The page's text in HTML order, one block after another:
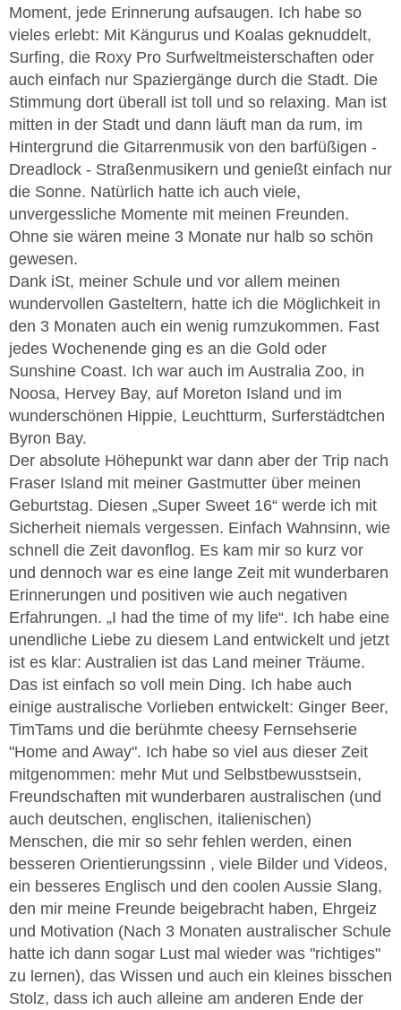
Moment, jede Erinnerung aufsaugen. Ich habe so
vieles erlebt: Mit Kängurus und Koalas geknuddelt,
Surfing, die Roxy Pro Surfweltmeisterschaften oder
auch einfach nur Spaziergänge durch die Stadt. Die
Stimmung dort überall ist toll und so relaxing. Man ist
mitten in der Stadt und dann läuft man da rum, im
Hintergrund die Gitarrenmusik von den barfüßigen -
Dreadlock - Straßenmusikern und genießt einfach nur
die Sonne. Natürlich hatte ich auch viele,
unvergessliche Momente mit meinen Freunden.
Ohne sie wären meine 3 Monate nur halb so schön
gewesen.
Dank iSt, meiner Schule und vor allem meinen
wundervollen Gasteltern, hatte ich die Möglichkeit in
den 3 Monaten auch ein wenig rumzukommen. Fast
jedes Wochenende ging es an die Gold oder
Sunshine Coast. Ich war auch im Australia Zoo, in
Noosa, Hervey Bay, auf Moreton Island und im
wunderschönen Hippie, Leuchtturm, Surferstädtchen
Byron Bay.
Der absolute Höhepunkt war dann aber der Trip nach
Fraser Island mit meiner Gastmutter über meinen
Geburtstag. Diesen „Super Sweet 16“ werde ich mit
Sicherheit niemals vergessen. Einfach Wahnsinn, wie
schnell die Zeit davonflog. Es kam mir so kurz vor
und dennoch war es eine lange Zeit mit wunderbaren
Erinnerungen und positiven wie auch negativen
Erfahrungen. „I had the time of my life“. Ich habe eine
unendliche Liebe zu diesem Land entwickelt und jetzt
ist es klar: Australien ist das Land meiner Träume.
Das ist einfach so voll mein Ding. Ich habe auch
einige australische Vorlieben entwickelt: Ginger Beer,
TimTams und die berühmte cheesy Fernsehserie
"Home and Away". Ich habe so viel aus dieser Zeit
mitgenommen: mehr Mut und Selbstbewusstsein,
Freundschaften mit wunderbaren australischen (und
auch deutschen, englischen, italienischen)
Menschen, die mir so sehr fehlen werden, einen
besseren Orientierungssinn , viele Bilder und Videos,
ein besseres Englisch und den coolen Aussie Slang,
den mir meine Freunde beigebracht haben, Ehrgeiz
und Motivation (Nach 3 Monaten australischer Schule
hatte ich dann sogar Lust mal wieder was "richtiges"
zu lernen), das Wissen und auch ein kleines bisschen
Stolz, dass ich auch alleine am anderen Ende der